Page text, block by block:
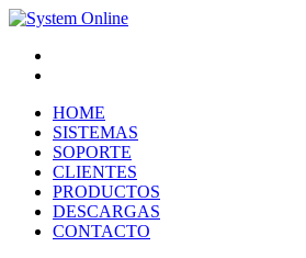
HOME
SISTEMAS
SOPORTE
CLIENTES
PRODUCTOS
DESCARGAS
CONTACTO